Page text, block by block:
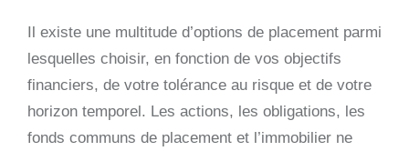
Il existe une multitude d’options de placement parmi
lesquelles choisir, en fonction de vos objectifs
financiers, de votre tolérance au risque et de votre
horizon temporel. Les actions, les obligations, les
fonds communs de placement et l’immobilier ne